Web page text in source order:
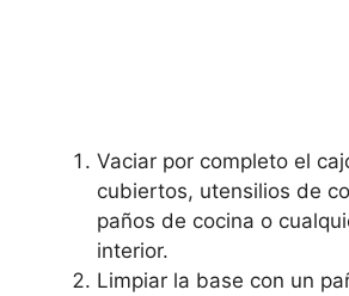
Vaciar por completo el
cubiertos, utensilios de
paños de cocina o
interior.
Limpiar la base con un